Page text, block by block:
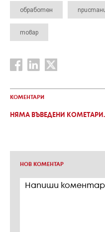
обработен
товар
КОМЕНТАРИ
НЯМА ВЪВЕДЕНИ КОМЕТАРИ.
НОВ КОМЕНТАР